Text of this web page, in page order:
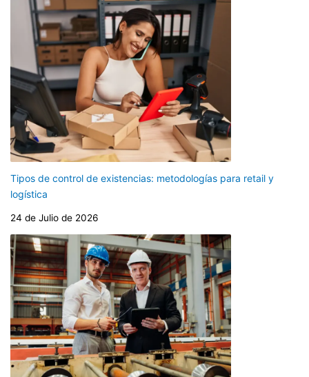
Tipos de control de existencias: metodologías para retail y
logística
24 de Julio de 2026